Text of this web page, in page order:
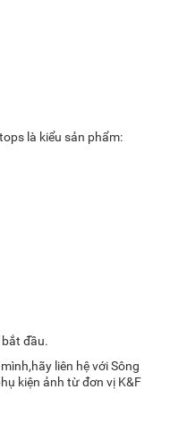
là kiểu sản phẩm:
đầu.
liên hệ với Sông
kiện ảnh từ đơn vị K&F